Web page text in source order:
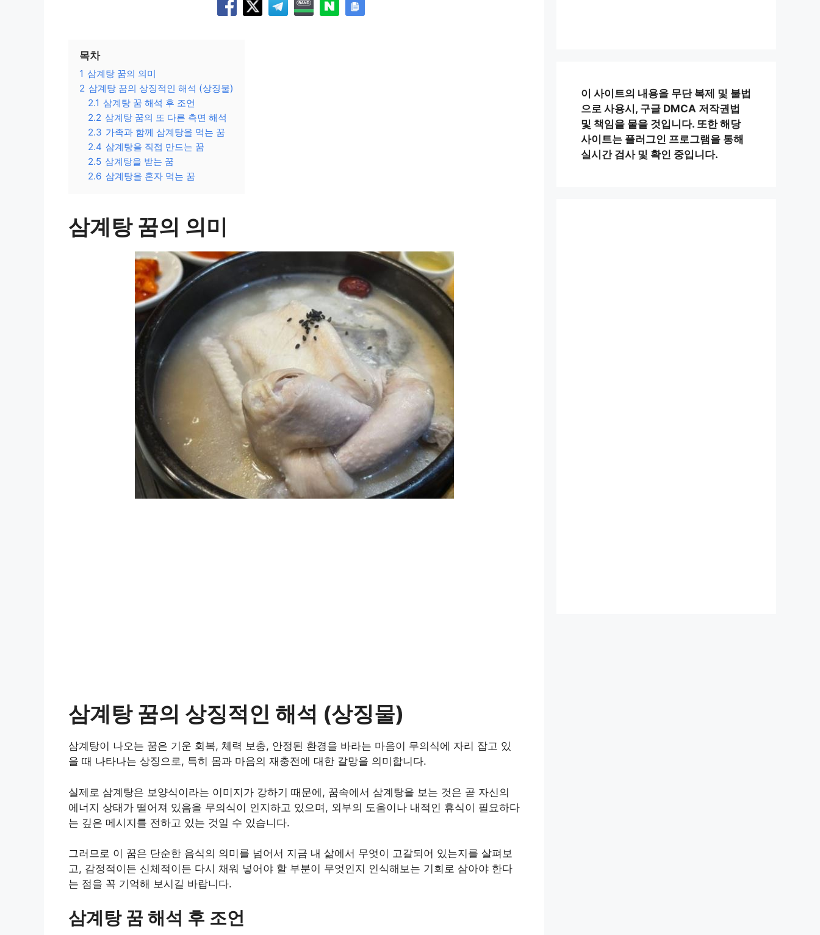
목차
1 삼계탕 꿈의 의미
2 삼계탕 꿈의 상징적인 해석 (상징물)
2.1 삼계탕 꿈 해석 후 조언
2.2 삼계탕 꿈의 또 다른 측면 해석
2.3 가족과 함께 삼계탕을 먹는 꿈
2.4 삼계탕을 직접 만드는 꿈
2.5 삼계탕을 받는 꿈
2.6 삼계탕을 혼자 먹는 꿈
삼계탕 꿈의 의미
삼계탕 꿈의 상징적인 해석 (상징물)
삼계탕이 나오는 꿈은 기운 회복, 체력 보충, 안정된 환경을 바라는 마음이 무의식에 자리 잡고 있
을 때 나타나는 상징으로, 특히 몸과 마음의 재충전에 대한 갈망을 의미합니다.
실제로 삼계탕은 보양식이라는 이미지가 강하기 때문에, 꿈속에서 삼계탕을 보는 것은 곧 자신의
에너지 상태가 떨어져 있음을 무의식이 인지하고 있으며, 외부의 도움이나 내적인 휴식이 필요하다
는 깊은 메시지를 전하고 있는 것일 수 있습니다.
그러므로 이 꿈은 단순한 음식의 의미를 넘어서 지금 내 삶에서 무엇이 고갈되어 있는지를 살펴보
고, 감정적이든 신체적이든 다시 채워 넣어야 할 부분이 무엇인지 인식해보는 기회로 삼아야 한다
는 점을 꼭 기억해 보시길 바랍니다.
삼계탕 꿈 해석 후 조언
이 사이트의 내용을 무단 복제 및 불법
으로 사용시, 구글 DMCA 저작권법
및 책임을 물을 것입니다. 또한 해당
사이트는 플러그인 프로그램을 통해
실시간 검사 및 확인 중입니다.